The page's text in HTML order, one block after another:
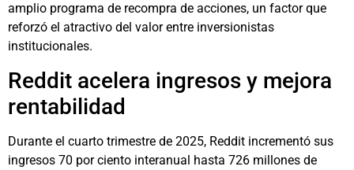
amplio programa de recompra de acciones, un factor que
reforzó el atractivo del valor entre inversionistas
institucionales.
Reddit acelera ingresos y mejora
rentabilidad
Durante el cuarto trimestre de 2025, Reddit incrementó sus
ingresos 70 por ciento interanual hasta 726 millones de